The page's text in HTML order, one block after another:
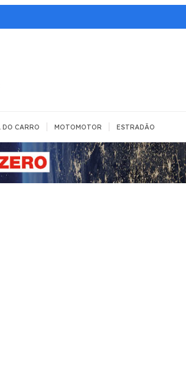
MOBILIDADE PARA QUÊ?
Todos
PCD
Todos
CARRO MOTOMOTOR ESTRADÃO